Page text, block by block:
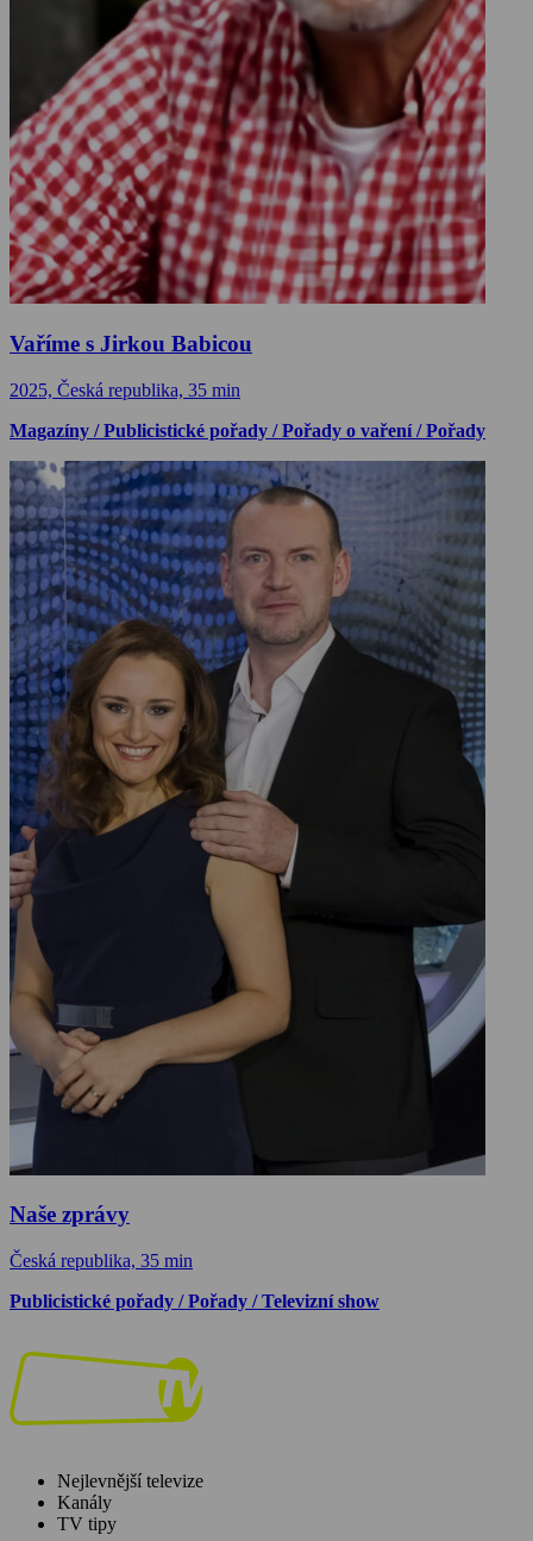
Vaříme s Jirkou Babicou
2025, Česká republika, 35 min
Magazíny / Publicistické pořady / Pořady o vaření / Pořady
Naše zprávy
Česká republika, 35 min
Publicistické pořady / Pořady / Televizní show
Nejlevnější televize
Kanály
TV tipy